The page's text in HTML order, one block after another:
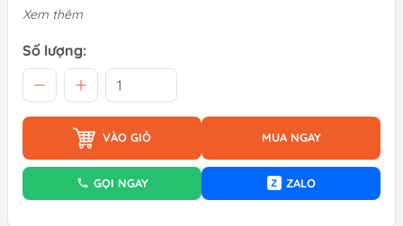
Xem thêm
Số lượng:
VÀO GIỎ MUA NGAY
GỌI NGAY Z ZALO